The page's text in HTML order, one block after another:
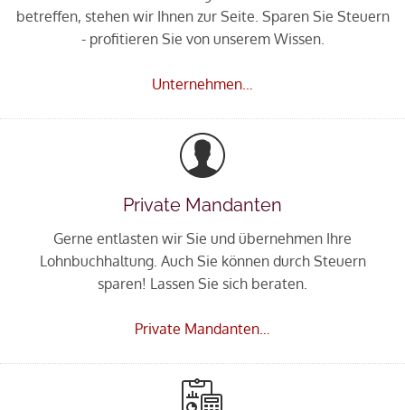
betreffen, stehen wir Ihnen zur Seite. Sparen Sie Steuern
- profitieren Sie von unserem Wissen.
Unternehmen…
Private Mandanten
Gerne entlasten wir Sie und übernehmen Ihre
Lohnbuchhaltung. Auch Sie können durch Steuern
sparen! Lassen Sie sich beraten.
Private Mandanten…